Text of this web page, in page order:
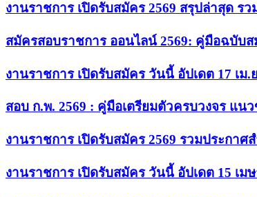
งานราชการ เปิดรับสมัคร 2569 สรุปล่าสุด ร
สมัครสอบราชการ ออนไลน์ 2569: คู่มือฉบับ
งานราชการ เปิดรับสมัคร วันนี้ อัปเดต 17 เ
สอบ ก.พ. 2569 : คู่มือเตรียมตัวครบวงจร แน
งานราชการ เปิดรับสมัคร 2569 รวมประกา
งานราชการ เปิดรับสมัคร วันนี้ อัปเดต 15 เ